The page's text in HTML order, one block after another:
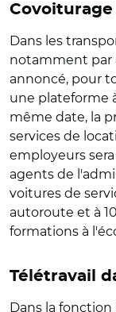
Dans les
notamment par
annoncé, pour
une plateforme
même date, la
services de
employeurs
agents de
voitures de
autoroute et à
formations à
Télétravail
Dans la